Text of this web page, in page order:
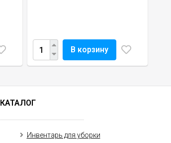
В корзину
КАТАЛОГ
Инвентарь для уборки